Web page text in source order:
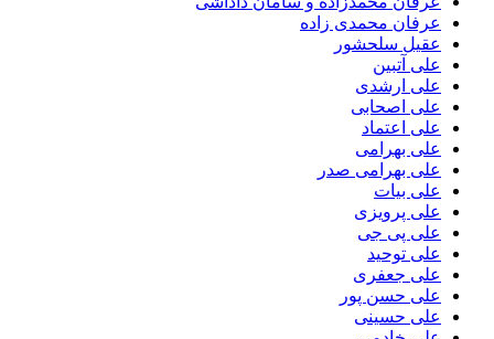
عرفان محمدی زاده
عقیل سلحشور
علی آتبین
علی ارشدی
علی اصحابی
علی اعتماد
علی بهرامی
علی بهرامی صدر
علی بیات
علی پرویزی
علی پی جی
علی توحید
علی جعفری
علی حسن پور
علی حسینی